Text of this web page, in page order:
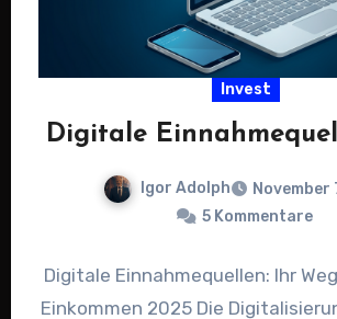
Invest
Digitale
Igor Adolph
November
5 Kommentare
Digitale Einnahmequellen: Ihr
Einkommen 2025 Die